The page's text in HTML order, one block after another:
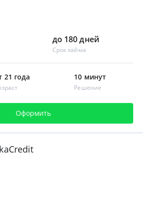
до 180 дней
Срок займа
21 года 10 минут
Решение
Оформить